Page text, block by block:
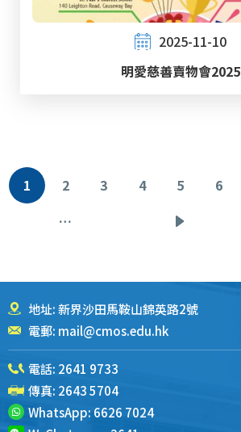
2025-11-10
明愛慈善賣物會2025
分
页当
1
页
面
2
页
3
页
4
页
面
5
页
6
…
地址: 新界沙田馬鞍山錦英路2號
電郵: mail@cmos.edu.hk
電話: 2641 9733
傳真: 2643 5704
WhatsApp: 6626 7024